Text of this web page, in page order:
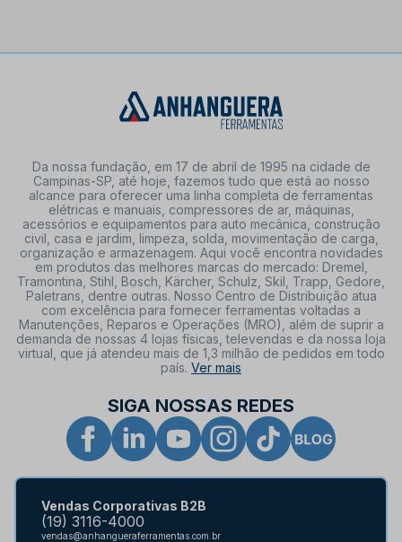
Da nossa fundação, em 17 de abril de 1995 na cidade de
Campinas-SP, até hoje, fazemos tudo que está ao nosso
alcance para oferecer uma linha completa de ferramentas
elétricas e manuais, compressores de ar, máquinas,
acessórios e equipamentos para auto mecânica, construção
civil, casa e jardim, limpeza, solda, movimentação de carga,
organização e armazenagem. Aqui você encontra novidades
em produtos das melhores marcas do mercado: Dremel,
Tramontina, Stihl, Bosch, Kärcher, Schulz, Skil, Trapp, Gedore,
Paletrans, dentre outras. Nosso Centro de Distribuição atua
com excelência para fornecer ferramentas voltadas a
Manutenções, Reparos e Operações (MRO), além de suprir a
demanda de nossas 4 lojas físicas, televendas e da nossa loja
virtual, que já atendeu mais de 1,3 milhão de pedidos em todo
país. Ver mais
SIGA NOSSAS REDES
Vendas Corporativas B2B
(19) 3116-4000
vendas@anhangueraferramentas.com.br